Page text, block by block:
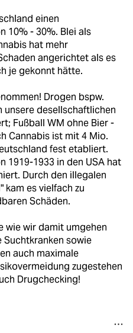
einen
10% - 30%. Blei als
hat mehr
angerichtet als es
je gekonnt hätte.
Drogen bspw.
unsere desellschaftlichen
Fußball WM ohne Bier -
Cannabis ist mit 4 Mio.
fest etabliert.
1919-1933 in den USA hat
Durch den illegalen
kam es vielfach zu
Schäden.
wie wir damit umgehen
sowie
auch maximale
zugestehen
Drugchecking!